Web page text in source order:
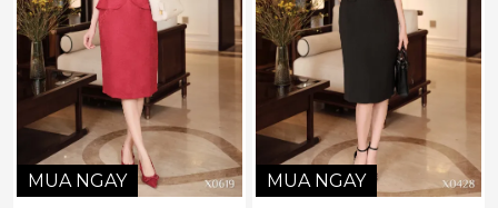
MUA NGAY MUA NGAY